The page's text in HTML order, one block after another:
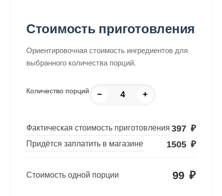
Стоимость приготовления
Ориентировочная стоимость ингредиентов для
выбранного количества порций.
Количество порций − +
Фактическая стоимость приготовления 397 ₽
Придётся заплатить в магазине 1505 ₽
Стоимость одной порции 99 ₽